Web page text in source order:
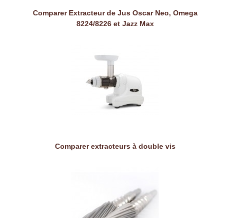
Comparer Extracteur de Jus Oscar Neo, Omega
8224/8226 et Jazz Max
Comparer extracteurs à double vis